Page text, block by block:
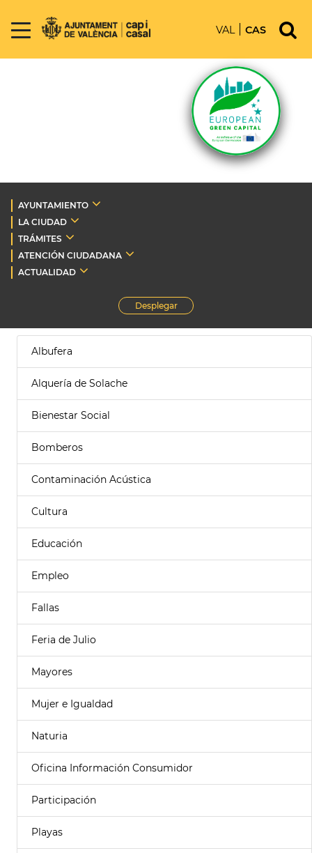
VAL CAS
AYUNTAMIENTO
LA CIUDAD
TRÁMITES
ATENCIÓN CIUDADANA
ACTUALIDAD
Desplegar
Albufera
Alquería de Solache
Bienestar Social
Bomberos
Contaminación Acústica
Cultura
Educación
Empleo
Fallas
Feria de Julio
Mayores
Mujer e Igualdad
Naturia
Oficina Información Consumidor
Participación
Playas